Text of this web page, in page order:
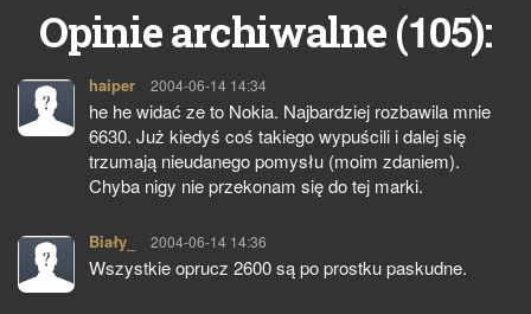
Opinie archiwalne (105):
haiper pisze:
2004-06-14 14:34
he he widać ze to Nokia. Najbardziej rozbawila mnie
6630. Już kiedyś coś takiego wypuścili i dalej się
trzumają nieudanego pomysłu (moim zdaniem).
Chyba nigy nie przekonam się do tej marki.
Biały_ pisze:
2004-06-14 14:36
Wszystkie oprucz 2600 są po prostku paskudne.